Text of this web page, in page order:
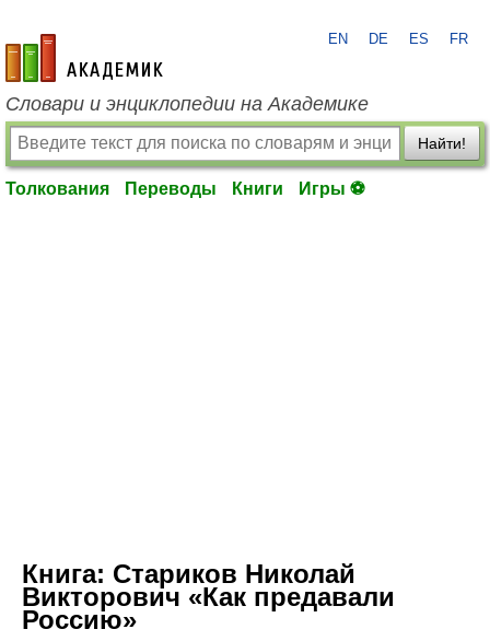
academic.ru
EN DE ES FR
Словари и энциклопедии на Академике
Найти!
Толкования Переводы Книги Игры ⚽
Книга: Стариков Николай
Викторович «Как предавали
Россию»